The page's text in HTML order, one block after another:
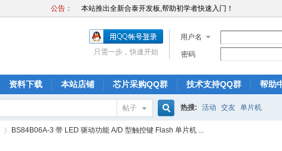
用户名
密码
只需一步，快速开始
资料下载 本站店铺 芯片采购QQ群 技术支持QQ群 帮助
帖子
搜
热搜: 活动 交友 单片机
BS84B06A-3 带 LED 驱动功能 A/D 型触控键 Flash 单片机 ...
公告：
本站推出全新合泰开发板,帮助初学者快速入门！
本站推出全新合泰32位ARM开发板HT32F52352
本站推出全新合泰开发板,帮助初学者快速入门！
本站推出全新合泰32位ARM开发板HT32F52352
本站推出全新合泰开发板,帮助初学者快速入门！